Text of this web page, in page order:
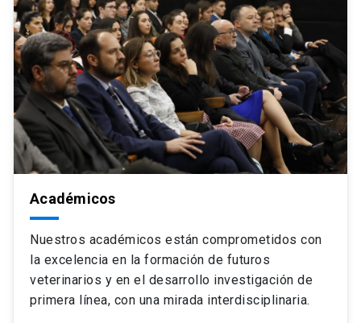
Académicos
Nuestros académicos están comprometidos con
la excelencia en la formación de futuros
veterinarios y en el desarrollo investigación de
primera línea, con una mirada interdisciplinaria.